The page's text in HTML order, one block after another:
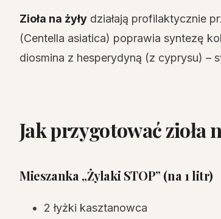
Zioła na żyły działają profilaktycznie
(Centella asiatica) poprawia syntezę
diosmina z hesperydyną (z cyprysu) –
Jak przygotować zioła
Mieszanka „Żylaki STOP” (na 1 litr)
2 łyżki kasztanowca